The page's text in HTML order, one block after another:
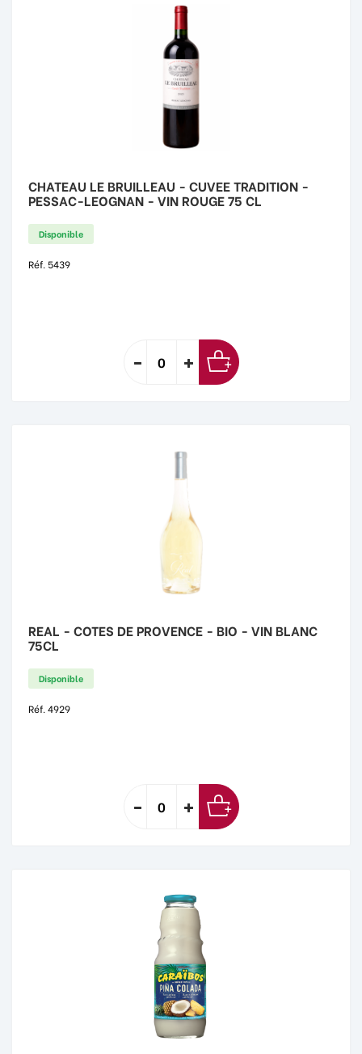
CHATEAU LE BRUILLEAU - CUVEE TRADITION -
PESSAC-LEOGNAN - VIN ROUGE 75 CL
Disponible
Réf. 5439
REAL - COTES DE PROVENCE - BIO - VIN BLANC
75CL
Disponible
Réf. 4929